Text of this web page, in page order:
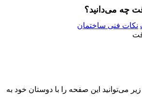
چه می‌دانید؟
نکات فنی ساختمان
می‌توانید این صفحه را با دوستان خود به